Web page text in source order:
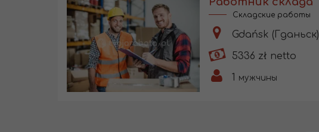
Складские работы
Gdańsk (Гданьск)
5336 zł netto
мужчины